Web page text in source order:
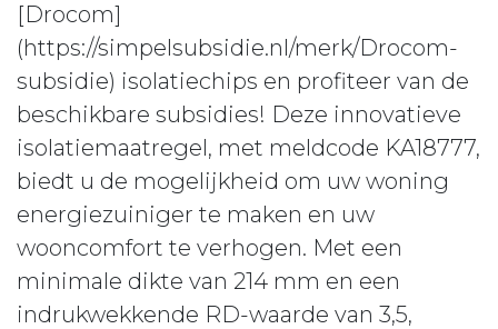
[Drocom]
(https://simpelsubsidie.nl/merk/Drocom-
subsidie) isolatiechips en profiteer van de
beschikbare subsidies! Deze innovatieve
isolatiemaatregel, met meldcode KA18777,
biedt u de mogelijkheid om uw woning
energiezuiniger te maken en uw
wooncomfort te verhogen. Met een
minimale dikte van 214 mm en een
indrukwekkende RD-waarde van 3,5,